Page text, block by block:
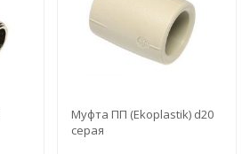
Муфта ПП (Ekoplastik) d20
серая